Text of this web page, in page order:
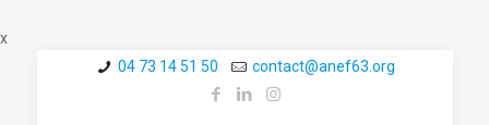
x
04 73 14 51 50
contact@a­nef63.org